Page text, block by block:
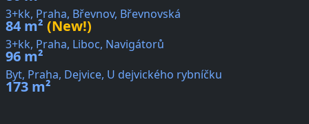
3+kk, Praha, Břevnov, Břevnovská
84 m² (New!)
3+kk, Praha, Liboc, Navigátorů
96 m²
Byt, Praha, Dejvice, U dejvického rybníčku
173 m²